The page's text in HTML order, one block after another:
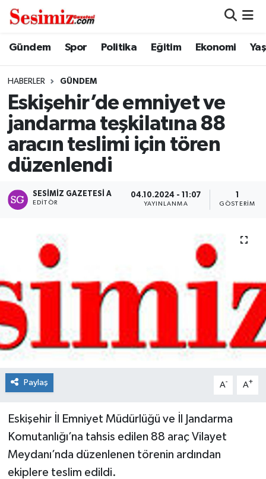
Gündem Spor Politika Eğitim Ekonomi
HABERLER GÜNDEM
Eskişehir’de emniyet ve
jandarma teşkilatına 88
aracın teslimi için tören
düzenlendi
SESIMIZ GAZETESI A
EDITÖR
04.10.2024 - 11:07
YAYINLANMA GÖSTERIM
Paylaş A- A+
Eskişehir İl Emniyet Müdürlüğü ve İl Jandarma
Komutanlığı’na tahsis edilen 88 araç Vilayet
Meydanı’nda düzenlenen törenin ardından
ekiplere teslim edildi.
Dünya
Ekonomi
Gündem
Magazin
Sağlık
Spor
Tokat Haberleri
Yaşam
Nöbetçi Eczaneler
Hava Durumu
Namaz Vakitleri
Trafik Durumu
Süper Lig Puan Durumu ve Fikstür
Tüm Manşetler
Haber Arşivi